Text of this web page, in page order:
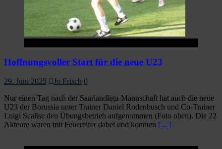
Hoffnungsvoller Start für die neue U23
29. Juni 2025 Jo Frisch 0
Nur einen Tag nach der Saarlandliga-Mannschaft hat auch die neue
U23 der Borussia unter Trainer Daniel Rodenbusch und Co-Trainer
Luigi Scalise den Übungsbetrieb aufgenommen (Foto oben). Die 22
Akteure waren mit Feuereifer dabei und konnten […]